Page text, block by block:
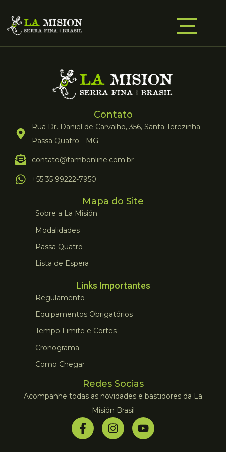
Contato
Rua Dr. Daniel de Carvalho, 356, Santa Terezinha.
Passa Quatro - MG
contato@tambonline.com.br
+55 35 99222-7950
Mapa do Site
Sobre a La Misión
Modalidades
Passa Quatro
Lista de Espera
Links Importantes
Regulamento
Equipamentos Obrigatórios
Tempo Limite e Cortes
Cronograma
Como Chegar
Redes Socias
Acompanhe todas as novidades e bastidores da La
Misión Brasil